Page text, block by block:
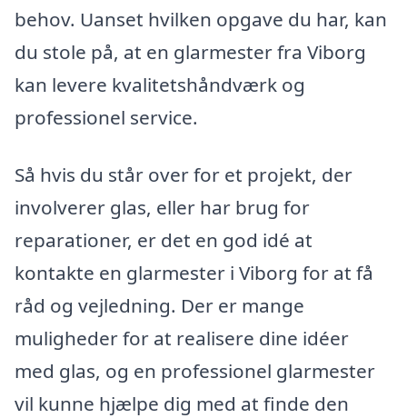
behov. Uanset hvilken opgave du har, kan
du stole på, at en glarmester fra Viborg
kan levere kvalitetshåndværk og
professionel service.
Så hvis du står over for et projekt, der
involverer glas, eller har brug for
reparationer, er det en god idé at
kontakte en glarmester i Viborg for at få
råd og vejledning. Der er mange
muligheder for at realisere dine idéer
med glas, og en professionel glarmester
vil kunne hjælpe dig med at finde den